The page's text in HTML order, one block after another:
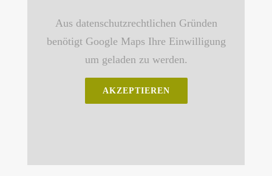
Aus datenschutzrechtlichen Gründen
benötigt Google Maps Ihre Einwilligung
um geladen zu werden.
AKZEPTIEREN